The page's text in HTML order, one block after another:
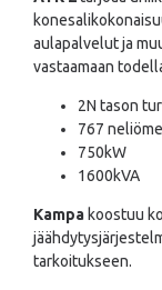
aulapalvelut ja
vastaamaan
2N tason
767
750kW
1600kVA
Kampa koostuu
tarkoitukseen.